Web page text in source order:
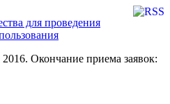
для проведения
Окончание приема заявок: